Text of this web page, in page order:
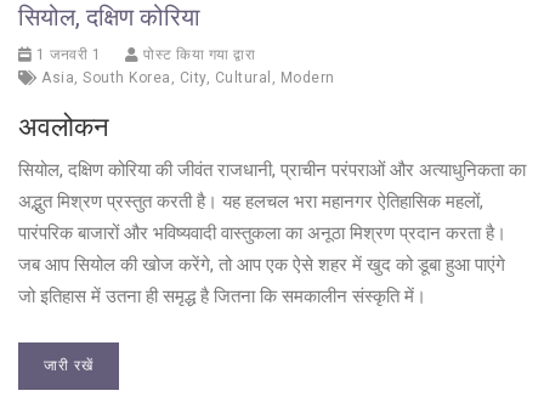
सियोल, दक्षिण कोरिया
1 जनवरी 1
पोस्ट किया गया द्वारा
Asia South Korea City, Cultural Modern
अवलोकन
सियोल, दक्षिण कोरिया की जीवंत राजधानी, प्राचीन परंपराओं और अत्याधुनिकता का
अद्भुत मिश्रण प्रस्तुत करती है। यह हलचल भरा महानगर ऐतिहासिक महलों,
पारंपरिक बाजारों और भविष्यवादी वास्तुकला का अनूठा मिश्रण प्रदान करता है।
जब आप सियोल की खोज करेंगे, तो आप एक ऐसे शहर में खुद को डूबा हुआ पाएंगे
जो इतिहास में उतना ही समृद्ध है जितना कि समकालीन संस्कृति में।
जारी रखें